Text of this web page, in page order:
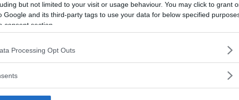
but not limited to your visit or usage behaviour. You may click to grant
Google and its third-party tags to use your data for below specified
consent section.
Processing Opt Outs
med att varje narkolepsiskadad ska
10 miljoner kronor per personi en
Hela 55 000 personer fick narkolepsi i
värt 50 000 kr eller kanske
som inte har någon lust
vaccinationsskador för sent.